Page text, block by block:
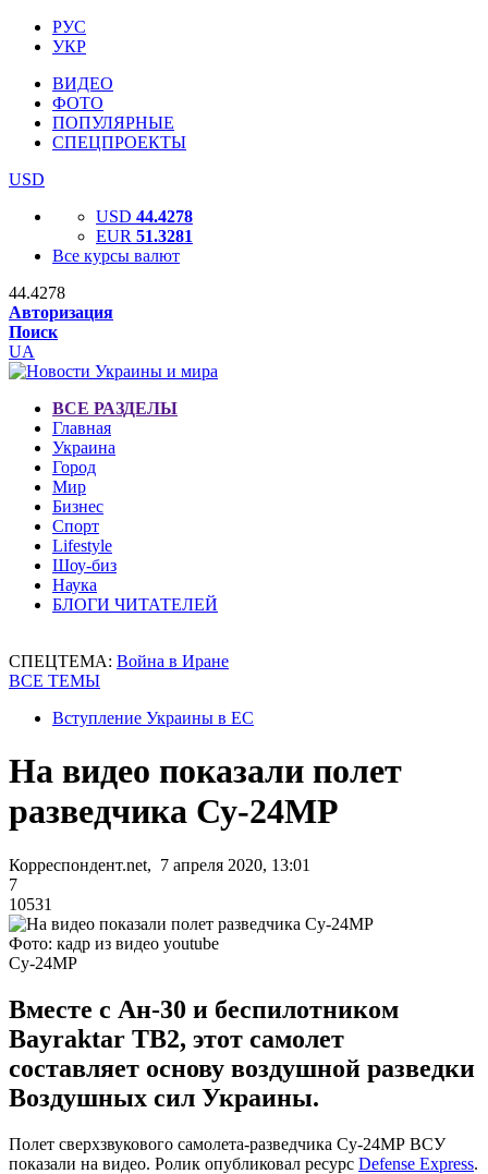
РУС
УКР
ВИДЕО
ФОТО
ПОПУЛЯРНЫЕ
СПЕЦПРОЕКТЫ
USD
USD 44.4278
EUR 51.3281
Все курсы валют
44.4278
Авторизация
Поиск
UA
ВСЕ РАЗДЕЛЫ
Главная
Украина
Город
Мир
Бизнес
Спорт
Lifestyle
Шоу-биз
Наука
БЛОГИ ЧИТАТЕЛЕЙ
СПЕЦТЕМА: Война в Иране
ВСЕ ТЕМЫ
Вступление Украины в ЕС
На видео показали полет
разведчика Су-24МР
Корреспондент.net, 7 апреля 2020, 13:01
7
10531
Фото: кадр из видео youtube
Су-24МР
Вместе с Ан-30 и беспилотником
Bayraktar TB2, этот самолет
составляет основу воздушной разведки
Воздушных сил Украины.
Полет сверхзвукового самолета-разведчика Су-24МР ВСУ
показали на видео. Ролик опубликовал ресурс Defense Express.